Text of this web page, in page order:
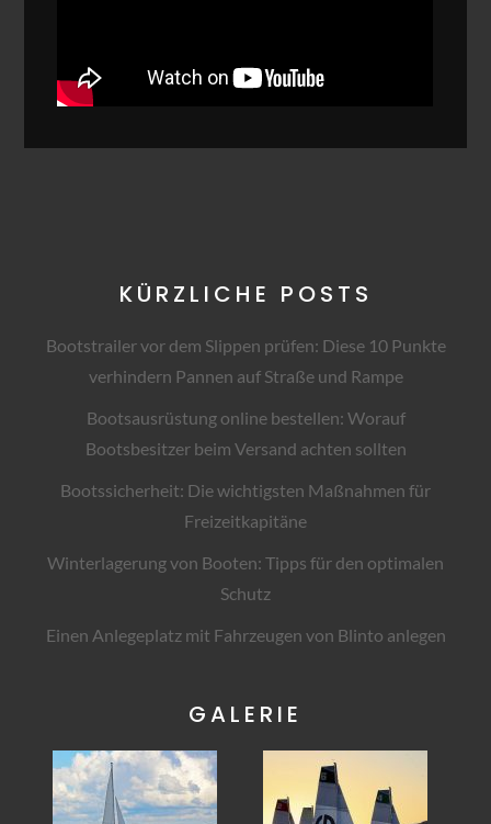
KÜRZLICHE POSTS
Bootstrailer vor dem Slippen prüfen: Diese 10 Punkte
verhindern Pannen auf Straße und Rampe
Bootsausrüstung online bestellen: Worauf
Bootsbesitzer beim Versand achten sollten
Bootssicherheit: Die wichtigsten Maßnahmen für
Freizeitkapitäne
Winterlagerung von Booten: Tipps für den optimalen
Schutz
Einen Anlegeplatz mit Fahrzeugen von Blinto anlegen
GALERIE